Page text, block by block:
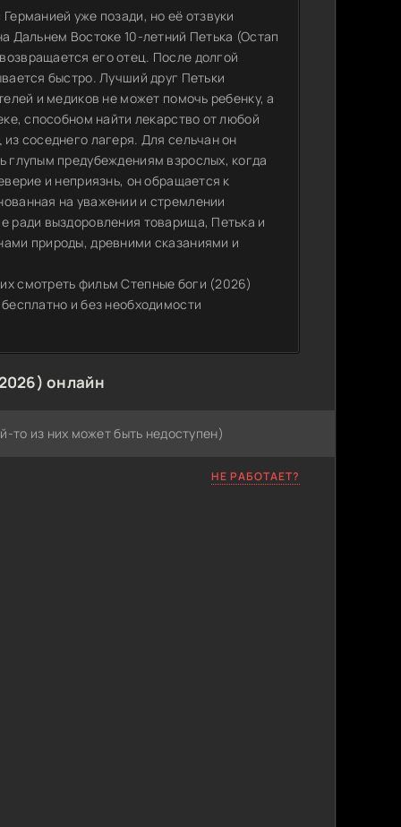
уже позади, но её отзвуки
Дальнем Востоке 10-летний Петька (Остап
его отец. После долгой
быстро. Лучший друг Петьки
и медиков не может помочь ребенку, а
способном найти лекарство от любой
соседнего лагеря. Для сельчан он
глупым предубеждениям взрослых, когда
и неприязнь, он обращается к
на уважении и стремлении
ради выздоровления товарища, Петька и
природы, древними сказаниями и
смотреть фильм Степные боги (2026)
и без необходимости
онлайн
то из них может быть недоступен)
НЕ РАБОТАЕТ?